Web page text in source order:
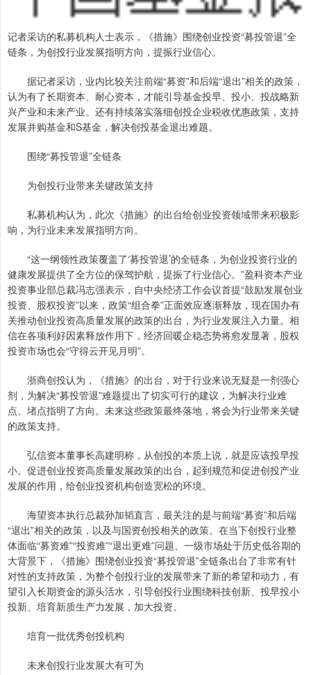
记者采访的私募机构人士表示，《措施》围绕创业投资“募投管退”全
链条，为创投行业发展指明方向，提振行业信心。
据记者采访，业内比较关注前端“募资”和后端“退出”相关的政策，
认为有了长期资本、耐心资本，才能引导基金投早、投小、投战略新
兴产业和未来产业。还有持续落实落细创投企业税收优惠政策，支持
发展并购基金和S基金，解决创投基金退出难题。
围绕“募投管退”全链条
为创投行业带来关键政策支持
私募机构认为，此次《措施》的出台给创业投资领域带来积极影
响，为行业未来发展指明方向。
“这一纲领性政策覆盖了‘募投管退’的全链条，为创业投资行业的
健康发展提供了全方位的保驾护航，提振了行业信心。”盈科资本产业
投资事业部总裁冯志强表示，自中央经济工作会议首提“鼓励发展创业
投资、股权投资”以来，政策“组合拳”正面效应逐渐释放，现在国办有
关推动创业投资高质量发展的政策的出台，为行业发展注入力量。相
信在各项利好因素释放作用下，经济回暖企稳态势将愈发显著，股权
投资市场也会“守得云开见月明”。
浙商创投认为，《措施》的出台，对于行业来说无疑是一剂强心
剂，为解决“募投管退”难题提出了切实可行的建议，为解决行业难
点、堵点指明了方向。未来这些政策最终落地，将会为行业带来关键
的政策支持。
弘信资本董事长高建明称，从创投的本质上说，就是应该投早投
小。促进创业投资高质量发展政策的出台，起到规范和促进创投产业
发展的作用，给创业投资机构创造宽松的环境。
海望资本执行总裁孙加韬直言，最关注的是与前端“募资”和后端
“退出”相关的政策，以及与国资创投相关的政策。在当下创投行业整
体面临“募资难”“投资难”“退出更难”问题、一级市场处于历史低谷期的
大背景下，《措施》围绕创业投资“募投管退”全链条出台了非常有针
对性的支持政策，为整个创投行业的发展带来了新的希望和动力，有
望引入长期资金的源头活水，引导创投行业围绕科技创新、投早投小
投新、培育新质生产力发展，加大投资。
培育一批优秀创投机构
未来创投行业发展大有可为